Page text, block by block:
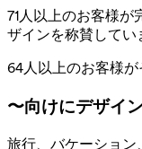
71人以上のお客様
ザインを称賛してい
64人以上のお客様が
〜向けにデザイン
旅行、バケーション